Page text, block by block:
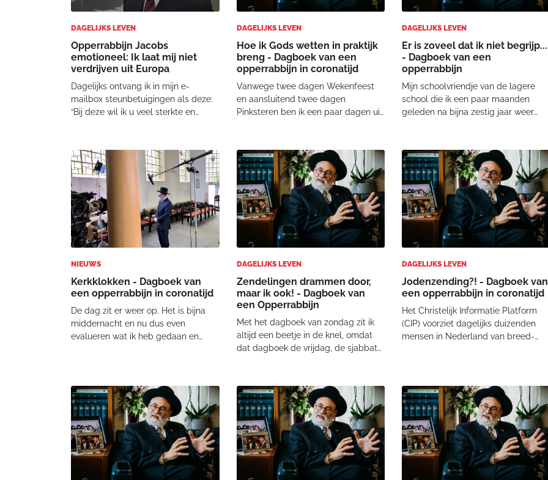
DAGELIJKS LEVEN
Opperrabbijn Jacobs
emotioneel: Ik laat mij niet
verdrijven uit Europa
Dagelijks ontvang ik in mijn e-
mailbox steunbetuigingen als deze:
“Bij deze wil ik u veel sterkte en
raast. Het begon al in de 3e eeuw
toen de kerkvaders het beleid
veranderden door de Joden
DAGELIJKS LEVEN
Hoe ik Gods wetten in praktijk
breng - Dagboek van een
opperrabbijn in coronatijd
Vanwege twee dagen Wekenfeest
en aansluitend twee dagen
Pinksteren ben ik een paar dagen uit
verslaving waarvan ik vier dagen
moest afkicken. Is het gelukt? Was ik
in staat om vier volle d
DAGELIJKS LEVEN
Er is zoveel dat ik niet begrijp...
- Dagboek van een
opperrabbijn
Mijn schoolvriendje van de lagere
school die ik een paar maanden
geleden na bijna zestig jaar weer
ik hem benaderde als rabbijn en niet
als vriendje. En die opmerking zette
mij a
NIEUWS
Kerkklokken - Dagboek van
een opperrabbijn in coronatijd
De dag zit er weer op. Het is bijna
middernacht en nu dus even
evalueren wat ik heb gedaan en
zijn. Een TV opname voor een
uitzending op 20 mei over
DAGELIJKS LEVEN
Zendelingen drammen door,
maar ik ook! - Dagboek van
een Opperrabbijn
Met het dagboek van zondag zit ik
altijd een beetje in de knel, omdat
dat dagboek de vrijdag, de sjabbat
eigenlijk de donderdag er ook nog
aan gekoppeld zit. Want donderdag
had ik du
DAGELIJKS LEVEN
Jodenzending?! - Dagboek van
een opperrabbijn in coronatijd
Het Christelijk Informatie Platform
(CIP) voorziet dagelijks duizenden
mensen in Nederland van breed-
volgen CIP. Er is bijzonder veel
aandacht